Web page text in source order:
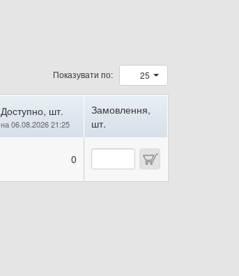
Показувати по: 25
Доступно, шт.
на 06.08.2026 21:25
Замовлення,
шт.
0